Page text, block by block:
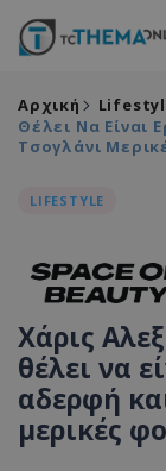
Αρχική
Θέλει Να Είναι
Τσογλάνι
LIFESTYLE
Χάρις
θέλει να
αδερφή
μερικές